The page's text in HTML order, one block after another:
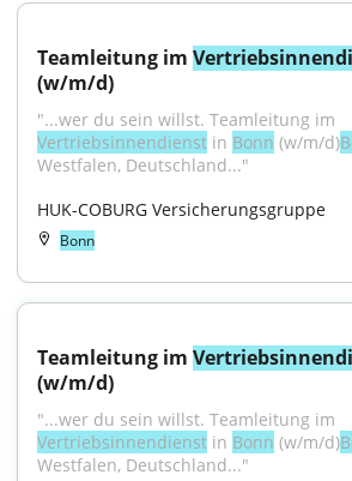
Teamleitung im
(w/m/d)
Vertriebsinnendienst in Bonn (w/m/d)
Westfalen, Deutschland..."
HUK-COBURG Versicherungsgruppe
Bonn
Teamleitung im
(w/m/d)
Vertriebsinnendienst in Bonn (w/m/d)
Westfalen, Deutschland..."